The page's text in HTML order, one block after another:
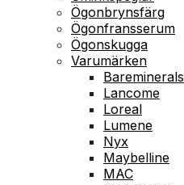
Ögonbrynsfärg
Ögonfransserum
Ögonskugga
Varumärken
Bareminerals
Lancome
Loreal
Lumene
Nyx
Maybelline
MAC